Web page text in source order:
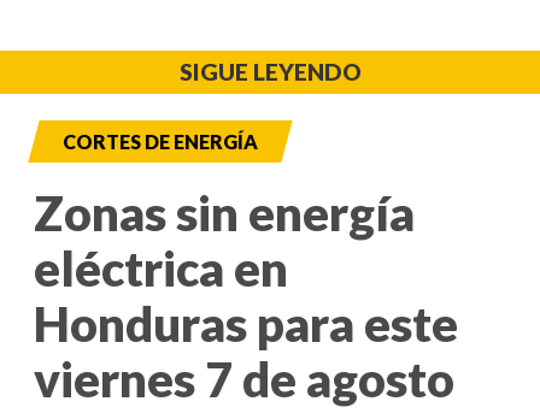
SIGUE LEYENDO
CORTES DE ENERGÍA
Zonas sin energía
eléctrica en
Honduras para este
viernes 7 de agosto